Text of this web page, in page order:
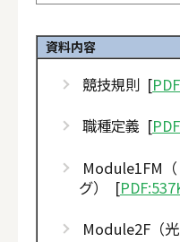
Fig.M3M、配点表、部
資料内容
競技規則 [
職種定義 [
Module1FM
グ） [
Module2F（